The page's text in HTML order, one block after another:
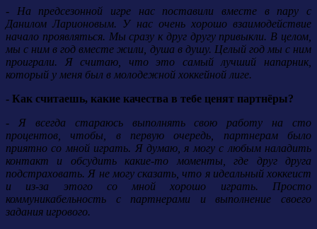
- На предсезонной игре нас поставили вместе в пару с
Данилом Ларионовым. У нас очень хорошо взаимодействие
начало проявляться. Мы сразу к друг другу привыкли. В целом,
мы с ним в год вместе жили, душа в душу. Целый год мы с ним
проиграли. Я считаю, что это самый лучший напарник,
который у меня был в молодежной хоккейной лиге.
- Как считаешь, какие качества в тебе ценят партнёры?
- Я всегда стараюсь выполнять свою работу на сто
процентов, чтобы, в первую очередь, партнерам было
приятно со мной играть. Я думаю, я могу с любым наладить
контакт и обсудить какие-то моменты, где друг друга
подстраховать. Я не могу сказать, что я идеальный хоккеист
и из-за этого со мной хорошо играть. Просто
коммуникабельность с партнерами и выполнение своего
задания игрового.